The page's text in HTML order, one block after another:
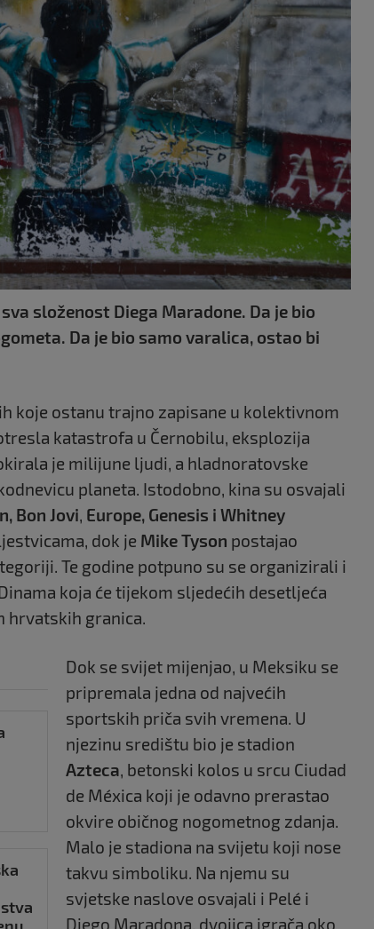
složenost Diega Maradone. Da je bio
Da je bio samo varalica, ostao bi
koje ostanu trajno zapisane u kolektivnom
katastrofa u Černobilu, eksplozija
je milijune ljudi, a hladnoratovske
planeta. Istodobno, kina su osvajali
Bon Jovi, Europe, Genesis i Whitney
dok je Mike Tyson postajao
Te godine potpuno su se organizirali i
koja će tijekom sljedećih desetljeća
hrvatskih granica.
Dok se svijet mijenjao, u Meksiku se
pripremala jedna od najvećih
sportskih priča svih vremena. U
njezinu središtu bio je stadion
Azteca, betonski kolos u srcu Ciudad
de Méxica koji je odavno prerastao
okvire običnog nogometnog zdanja.
Malo je stadiona na svijetu koji nose
takvu simboliku. Na njemu su
svjetske naslove osvajali i Pelé i
Diego Maradona, dvojica igrača oko